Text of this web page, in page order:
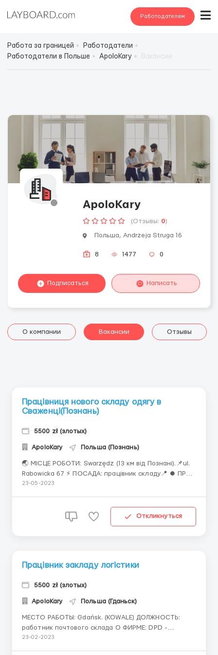
Работодателям
Работа за границей
Работодатели
Работодатели в Польше
ApoloKary
ApoloKary
(Отзывы: 0)
Польша, Andrzeja Struga 16
8 1477 0
Подписаться Написать
О компании Вакансии Отзывы
Працівниця нового складу одягу в
Сваженці(Познань)
5500 zł (злотых)
ApoloKary Польша (Познань)
🌏 МІСЦЕ РОБОТИ: Swarzędz (13 км від Познані).📌ul.
Rabowicka 67 ⚡ ПОСАДА: працівник складу📍 ⏺ ПРО
ФІРМУ: 📌Фірма Rhenus Logistics надає послуги в
нетто ● 22.80 до 26 років зі статусом сту...
23-05-2023
Откликнуться
Працівник закладу логістики
5500 zł (злотых)
ApoloKary Польша (Гданьск)
МЕСТО РАБОТЫ: Gdańsk. (KOWALE) ДОЛЖНОСТЬ:
работник почтового склада О ФИРМЕ: DPD -
международная служба экспресс-доставки. Также
23-02-2023